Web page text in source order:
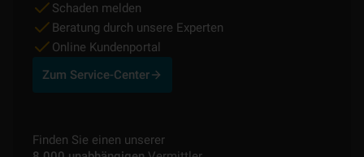
Schaden melden
Beratung durch unsere Experten
Online Kundenportal
Zum Service-Center
Finden Sie einen unserer